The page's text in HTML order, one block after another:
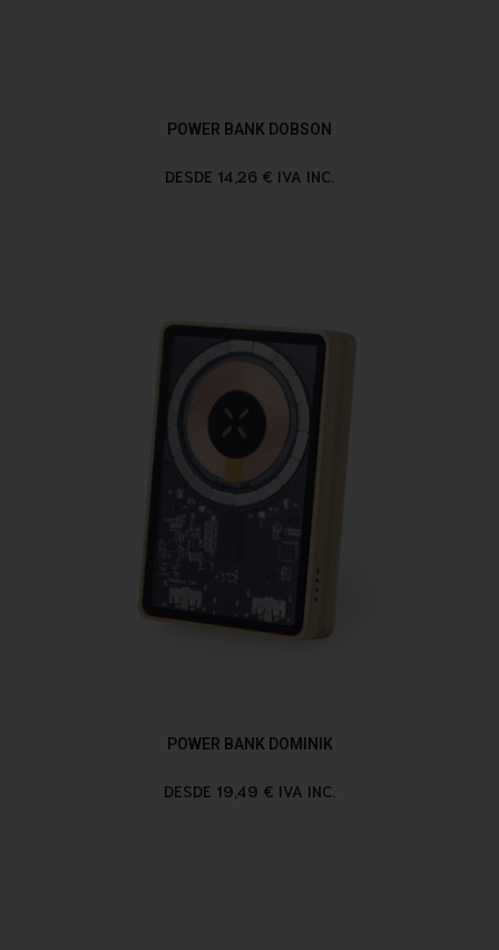
POWER BANK DOBSON
DESDE 14,26 € IVA INC.
POWER BANK DOMINIK
DESDE 19,49 € IVA INC.